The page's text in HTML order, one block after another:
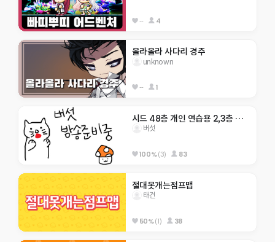
-- 4
올라올라 사다리 경주
unknown
-- 1
시드 48층 개인 연습용 2,3층 텔포O
버섯
100%(3) 83
절대못개는점프맵
태건
50%(1) 38